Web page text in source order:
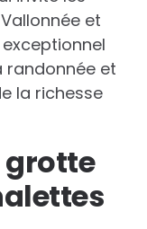
et
randonnée et
la richesse
grotte